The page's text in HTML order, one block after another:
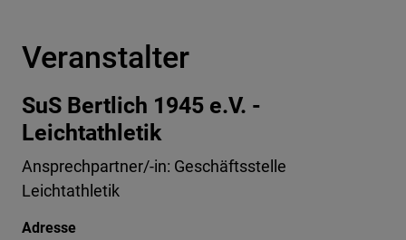
Veranstalter
SuS Bertlich 1945 e.V. -
Leichtathletik
Ansprechpartner/-in: Geschäftsstelle
Leichtathletik
Adresse